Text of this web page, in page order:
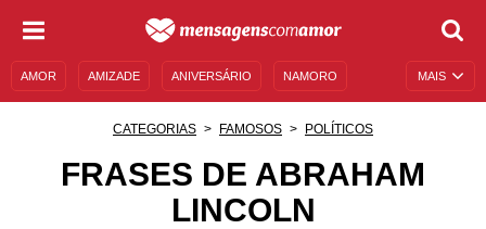
MAIS
AMOR AMIZADE ANIVERSÁRIO NAMORO
MENSAGENS DE ANIVERSÁRIO
CATEGORIAS FAMOSOS POLÍTICOS
FRASES DE ABRAHAM
LINCOLN